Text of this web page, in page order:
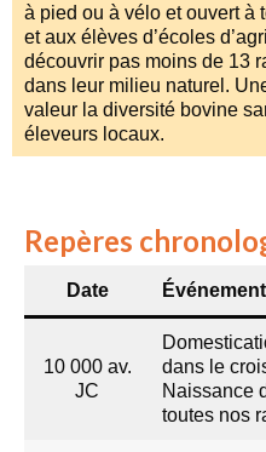
à pied ou à vélo et ouvert
et aux élèves d’écoles
découvrir pas moins de 13
dans leur milieu naturel.
valeur la diversité bovine
éleveurs locaux.
Repères
Date Événement
10 000 av.
JC
dans le
Naissance
toutes nos